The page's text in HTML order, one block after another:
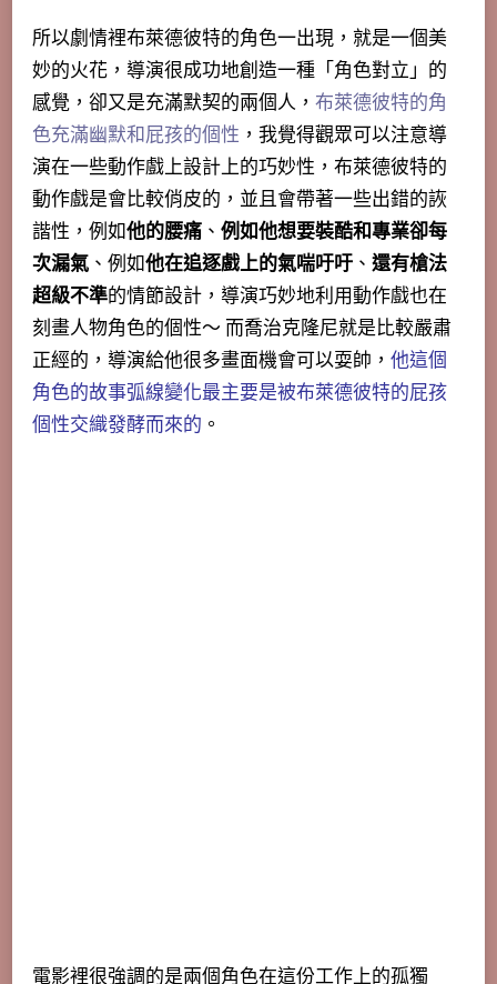
所以劇情裡布萊德彼特的角色一出現，就是一個美
妙的火花 ，導演很成功地創造一種「角色對立」的
感覺，卻又是充滿默契的兩個人， 布萊德彼特的角
色充滿幽默和屁孩的個性 ，我覺得觀眾可以注意導
演在一些動作戲上設計上的巧妙性，布萊德彼特的
動作戲是會比較俏皮的，並且會帶著一些出錯的詼
諧性，例如他的腰痛 、 例如他想要裝酷和專業卻每
次漏氣 、例如他在追逐戲上的氣喘吁吁 、 還有槍法
超級不準的情節設計，導演巧妙地利用動作戲也在
刻畫人物角色的個性～ 而喬治克隆尼就是比較嚴肅
正經的，導演給他很多畫面機會可以耍帥， 他這個
角色的故事弧線變化最主要是被布萊德彼特的屁孩
個性交織發酵而來的 。
電影裡很強調的是兩個角色在這份工作上的孤獨